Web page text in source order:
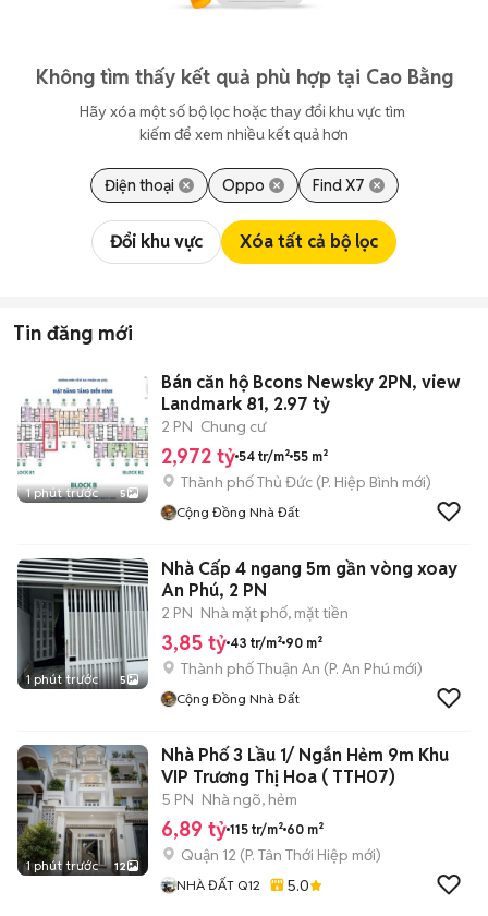
Không tìm thấy kết quả phù hợp tại Cao Bằng
Hãy xóa một số bộ lọc hoặc thay đổi khu vực tìm
kiếm để xem nhiều kết quả hơn
Điện thoại Oppo Find X7
Đổi khu vực Xóa tất cả bộ lọc
Tin đăng mới
1 phút trước 5
Bán căn hộ Bcons Newsky 2PN, view
Landmark 81, 2.97 tỷ
2 PN Chung cư
2,972 tỷ 54 tr/m² 55 m²
Thành phố Thủ Đức (P. Hiệp Bình mới)
Cộng Đồng Nhà Đất
1 phút trước 5
Nhà Cấp 4 ngang 5m gần vòng xoay
An Phú, 2 PN
2 PN Nhà mặt phố, mặt tiền
3,85 tỷ 43 tr/m² 90 m²
Thành phố Thuận An (P. An Phú mới)
Cộng Đồng Nhà Đất
1 phút trước 12
Nhà Phố 3 Lầu 1/ Ngắn Hẻm 9m Khu
VIP Trương Thị Hoa ( TTH07)
5 PN Nhà ngõ, hẻm
6,89 tỷ 115 tr/m² 60 m²
Quận 12 (P. Tân Thới Hiệp mới)
NHÀ ĐẤT Q12 5.0